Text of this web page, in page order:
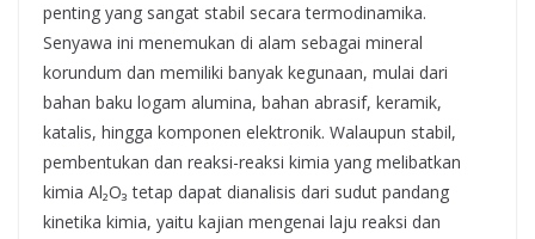
penting yang sangat stabil secara termodinamika.
Senyawa ini menemukan di alam sebagai mineral
korundum dan memiliki banyak kegunaan, mulai dari
bahan baku logam alumina, bahan abrasif, keramik,
katalis, hingga komponen elektronik. Walaupun stabil,
pembentukan dan reaksi-reaksi kimia yang melibatkan
kimia Al₂O₃ tetap dapat dianalisis dari sudut pandang
kinetika kimia, yaitu kajian mengenai laju reaksi dan